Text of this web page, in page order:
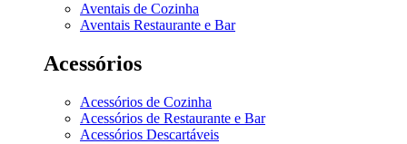
Aventais de Cozinha
Aventais Restaurante e Bar
Acessórios
Acessórios de Cozinha
Acessórios de Restaurante e Bar
Acessórios Descartáveis